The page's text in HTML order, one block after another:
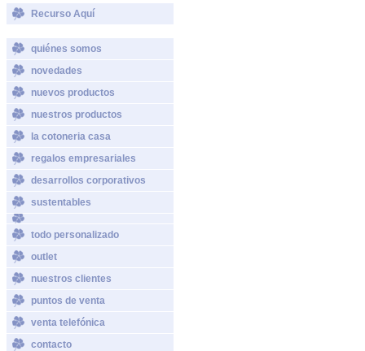
Recurso Aquí
quiénes somos
novedades
nuevos productos
nuestros productos
la cotoneria casa
regalos empresariales
desarrollos corporativos
sustentables
todo personalizado
outlet
nuestros clientes
puntos de venta
venta telefónica
contacto